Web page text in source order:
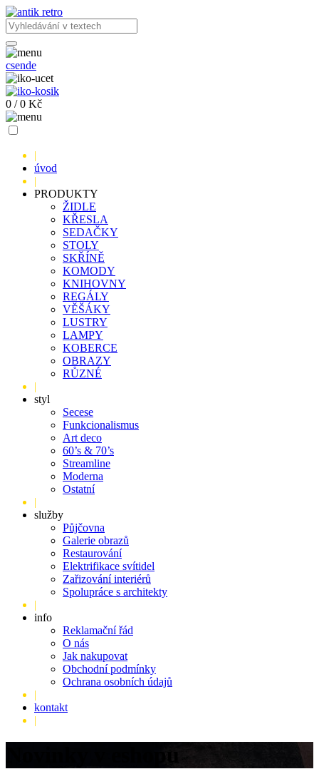
csende
0 /0 Kč
|
úvod
|
PRODUKTY
ŽIDLE
KŘESLA
SEDAČKY
STOLY
SKŘÍNĚ
KOMODY
KNIHOVNY
REGÁLY
VĚŠÁKY
LUSTRY
LAMPY
KOBERCE
OBRAZY
RŮZNÉ
|
styl
Secese
Funkcionalismus
Art deco
60’s & 70’s
Streamline
Moderna
Ostatní
|
služby
Půjčovna
Galerie obrazů
Restaurování
Elektrifikace svítidel
Zařizování interiérů
Spolupráce s architekty
|
info
Reklamační řád
O nás
Jak nakupovat
Obchodní podmínky
Ochrana osobních údajů
|
kontakt
|
Novinky v eshopu